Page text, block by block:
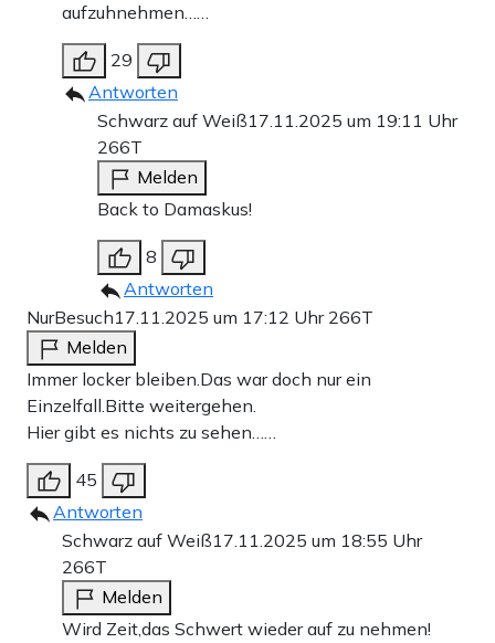
aufzuhnehmen……
29
Antworten
Schwarz auf Weiß17.11.2025 um 19:11 Uhr
266T
Melden
Back to Damaskus!
8
Antworten
NurBesuch17.11.2025 um 17:12 Uhr 266T
Melden
Immer locker bleiben.Das war doch nur ein
Einzelfall.Bitte weitergehen.
Hier gibt es nichts zu sehen……
45
Antworten
Schwarz auf Weiß17.11.2025 um 18:55 Uhr
266T
Melden
Wird Zeit,das Schwert wieder auf zu nehmen!